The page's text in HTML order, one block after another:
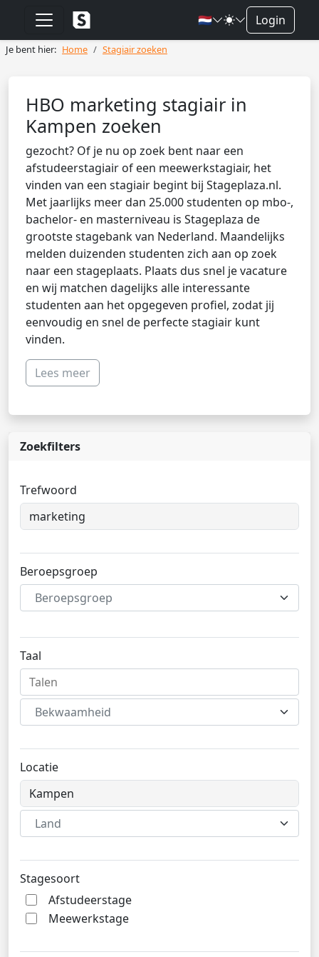
🇳🇱 Login
Je bent hier: Home Stagiair zoeken
HBO marketing stagiair in
Kampen zoeken
gezocht? Of je nu op zoek bent naar een
afstudeerstagiair of een meewerkstagiair, het
vinden van een stagiair begint bij Stageplaza.nl.
Met jaarlijks meer dan 25.000 studenten op mbo-,
bachelor- en masterniveau is Stageplaza de
grootste stagebank van Nederland. Maandelijks
melden duizenden studenten zich aan op zoek
naar een stageplaats. Plaats dus snel je vacature
en wij matchen dagelijks alle interessante
studenten aan het opgegeven profiel, zodat jij
eenvoudig en snel de perfecte stagiair kunt
vinden.
Lees meer
Zoekfilters
Trefwoord
Beroepsgroep
Beroepsgroep
Taal
Bekwaamheid
Locatie
Land
Stagesoort
Afstudeerstage
Meewerkstage